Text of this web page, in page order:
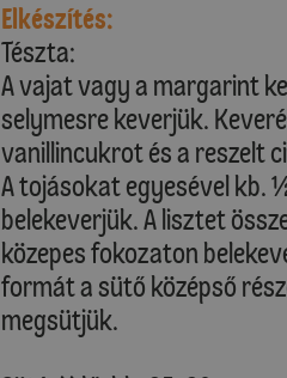
Elkészítés:
Tészta:
A vajat vagy a margarint
selymesre keverjük.
vanillincukrot és a reszelt
A tojásokat egyesével kb.
belekeverjük. A lisztet
közepes fokozaton
formát a sütő középső
megsütjük.